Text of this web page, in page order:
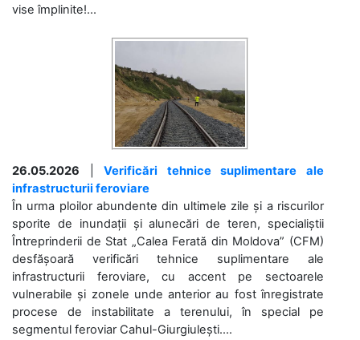
vise împlinite!...
26.05.2026 |Verificări tehnice suplimentare ale
infrastructurii feroviare
În urma ploilor abundente din ultimele zile și a riscurilor
sporite de inundații și alunecări de teren, specialiștii
Întreprinderii de Stat „Calea Ferată din Moldova” (CFM)
desfășoară verificări tehnice suplimentare ale
infrastructurii feroviare, cu accent pe sectoarele
vulnerabile și zonele unde anterior au fost înregistrate
procese de instabilitate a terenului, în special pe
segmentul feroviar Cahul-Giurgiulești....